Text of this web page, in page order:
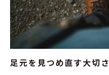
足元を見つめ直す大切さ